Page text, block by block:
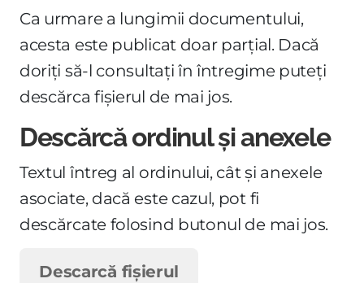
Ca urmare a lungimii documentului,
acesta este publicat doar parțial. Dacă
doriți să-l consultați în întregime puteți
descărca fișierul de mai jos.
Descărcă ordinul și anexele
Textul întreg al ordinului, cât și anexele
asociate, dacă este cazul, pot fi
descărcate folosind butonul de mai jos.
Descarcă fișierul